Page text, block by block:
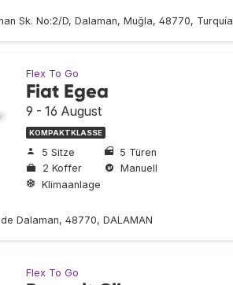
Sk. No:2/D, Dalaman, Muğla, 48770, Turquía
Flex To Go
Fiat Egea
9 - 16 August
KOMPAKTKLASSE
5 Sitze
5 Türen
2 Koffer
Manuell
Klimaanlage
Dalaman, 48770, DALAMAN
Flex To Go